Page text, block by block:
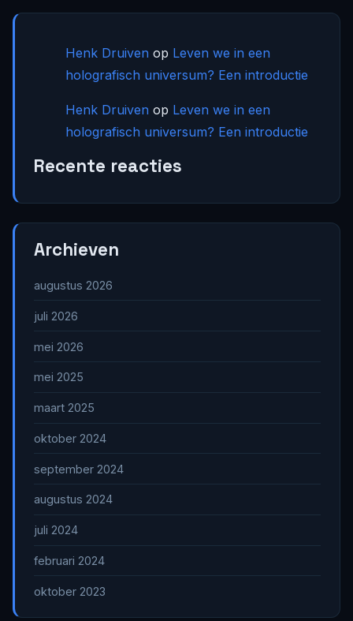
Henk Druiven op Leven we in een
holografisch universum? Een introductie
Henk Druiven op Leven we in een
holografisch universum? Een introductie
Recente reacties
Archieven
augustus 2026
juli 2026
mei 2026
mei 2025
maart 2025
oktober 2024
september 2024
augustus 2024
juli 2024
februari 2024
oktober 2023